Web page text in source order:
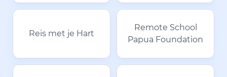
Reis met je Hart
Remote School
Papua Foundation